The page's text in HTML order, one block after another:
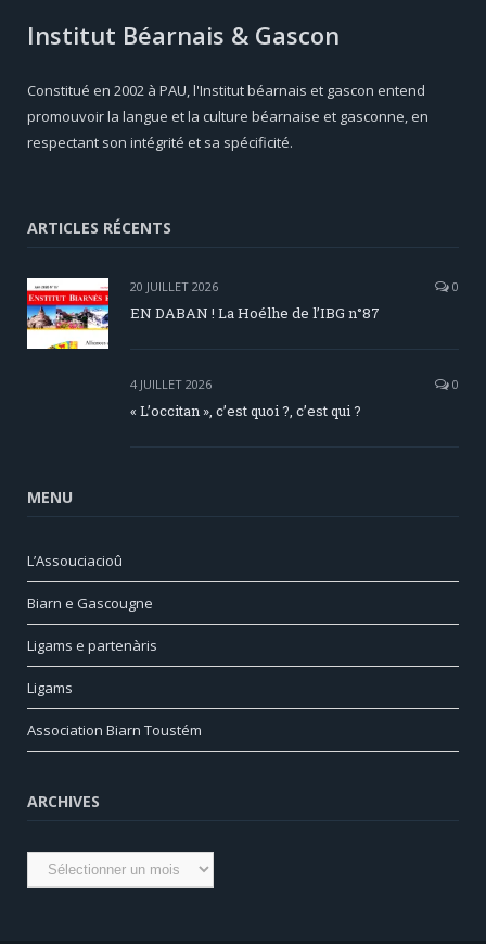
Institut Béarnais & Gascon
Constitué en 2002 à PAU, l'Institut béarnais et gascon entend
promouvoir la langue et la culture béarnaise et gasconne, en
respectant son intégrité et sa spécificité.
ARTICLES RÉCENTS
20 JUILLET 2026 0
EN DABAN ! La Hoélhe de l’IBG n°87
4 JUILLET 2026 0
« L’occitan », c’est quoi ?, c’est qui ?
MENU
L’Assouciacioû
Biarn e Gascougne
Ligams e partenàris
Ligams
Association Biarn Toustém
ARCHIVES
Archives